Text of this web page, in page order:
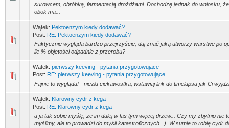
surowcem, obróbką, fermentacją drożdżami. Dochodzę jednak do wniosku,
obok ma...
Wątek: Pektoenzym kiedy dodawać?
Post: RE: Pektoenzym kiedy dodawać?
Faktycznie wygląda bardzo przejrzyście, daj znać jaką utworzy warstwę po
ile % objętości odpadnie z przerobu?
Wątek: pierwszy keeving - pytania przygotowujące
Post: RE: pierwszy keeving - pytania przygotowujące
Fajnie to wygląda! - niezła ciekawostka, wstawiaj link do timelapsa jak Ci
Wątek: Klarowny cydr z kega
Post: RE: Klarowny cydr z kega
a ja tak sobie myślę, że im dalej w las tym więcej drzew... Czy my zbytnio nie
myślimy, ale to prowadzi do myśli katastroficznych...). W sumie to robię cydr